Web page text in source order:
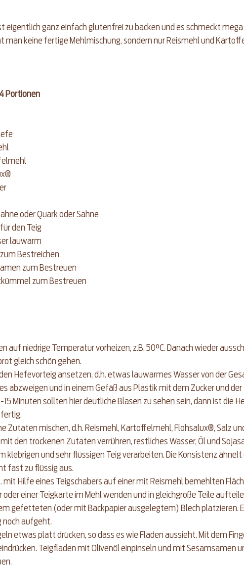
eigentlich ganz einfach glutenfrei zu backen und es schmeckt
man keine fertige Mehlmischung, sondern nur Reismehl und
Portionen
oder Quark oder Sahne
den Teig
lauwarm
zum Bestreichen
zum Bestreuen
zum Bestreuen
auf niedrige Temperatur vorheizen, z.B. 50°C. Danach wieder
gleich schön gehen.
Hefevorteig ansetzen, d.h. etwas lauwarmes Wasser von der
abzweigen und in einem Gefäß aus Plastik mit dem Zucker und
15 Minuten sollten hier deutliche Blasen zu sehen sein, dann ist die
Zutaten mischen, d.h. Reismehl, Kartoffelmehl, Flohsalux®, Salz
den trockenen Zutaten verrühren, restliches Wasser, Öl und
klebrigen und sehr flüssigen Teig verarbeiten. Die Konsistenz
fast zu flüssig aus.
mit Hilfe eines Teigschabers auf einer mit Reismehl bemehlten
oder einer Teigkarte im Mehl wenden und in gleichgroße Teile
gefetteten (oder mit Backpapier ausgelegtem) Blech platzieren.
noch aufgeht.
etwas platt drücken, so dass es wie Fladen aussieht. Mit dem
Teigfladen mit Olivenöl einpinseln und mit Sesamsamen